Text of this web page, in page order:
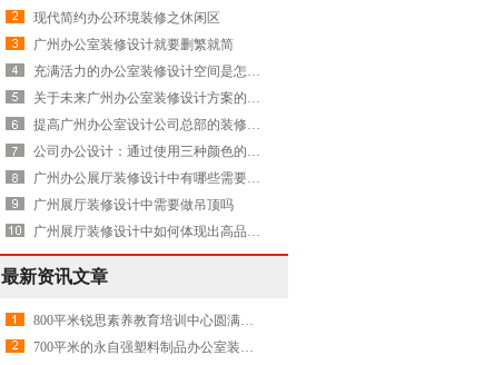
现代简约办公环境装修之休闲区
广州办公室装修设计就要删繁就简
充满活力的办公室装修设计空间是怎样的
关于未来广州办公室装修设计方案的畅想
提高广州办公室设计公司总部的装修水平有哪些
公司办公设计：通过使用三种颜色的标准模块化实现了天花板改造
广州办公展厅装修设计中有哪些需要注意的
广州展厅装修设计中需要做吊顶吗
广州展厅装修设计中如何体现出高品质呢
最新资讯文章
800平米锐思素养教育培训中心圆满交付
700平米的永自强塑料制品办公室装修项目圆满交付